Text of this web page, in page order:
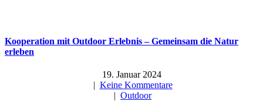
Kooperation mit Outdoor Erlebnis – Gemeinsam die Natur
erleben
19. Januar 2024
| Keine Kommentare
| Outdoor